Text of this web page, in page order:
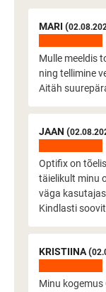
MARI (
Mulle meeldis
ning tellimine
Aitäh
JAAN (
Optifix on
täielikult minu
väga
Kindlasti
KRISTIINA (
Minu